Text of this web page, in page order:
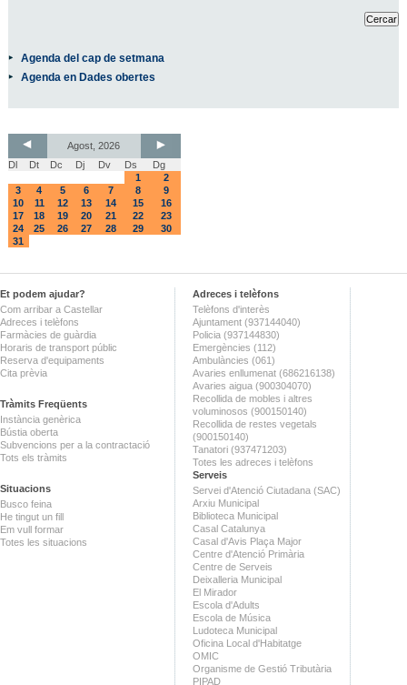
Agenda del cap de setmana
Agenda en Dades obertes
Agost, 2026
Dl
Dt Dc Dj Dv Ds
Dg
1
2
3
4 5 6 7 8
9
10
11 12 13 14 15
16
17
18 19 20 21 22
23
24
25 26 27 28 29
30
31
Et podem ajudar?
Com arribar a Castellar
Adreces i telèfons
Farmàcies de guàrdia
Horaris de transport públic
Reserva d'equipaments
Cita prèvia
Tràmits Freqüents
Instància genèrica
Bústia oberta
Subvencions per a la contractació
Tots els tràmits
Situacions
Busco feina
He tingut un fill
Em vull formar
Totes les situacions
Adreces i telèfons
Telèfons d'interès
Ajuntament (937144040)
Policia (937144830)
Emergències (112)
Ambulàncies (061)
Avaries enllumenat (686216138)
Avaries aigua (900304070)
Recollida de mobles i altres
voluminosos (900150140)
Recollida de restes vegetals
(900150140)
Tanatori (937471203)
Totes les adreces i telèfons
Serveis
Servei d'Atenció Ciutadana (SAC)
Arxiu Municipal
Biblioteca Municipal
Casal Catalunya
Casal d'Avis Plaça Major
Centre d'Atenció Primària
Centre de Serveis
Deixalleria Municipal
El Mirador
Escola d'Adults
Escola de Música
Ludoteca Municipal
Oficina Local d'Habitatge
OMIC
Organisme de Gestió Tributària
PIPAD